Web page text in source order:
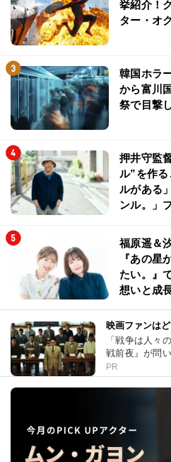
挙紹介！
ター・オ
韓国ホラ
から富川
祭で目撃
押井守監
ル”を作
ルがある
ンル。」
福原遥＆
『あの星
たい。』
想いと成
映画ファンは
「戦争は人々
戦前夜』が問
PR